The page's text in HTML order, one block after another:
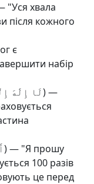
після кожного
набір
100 разів
це перед